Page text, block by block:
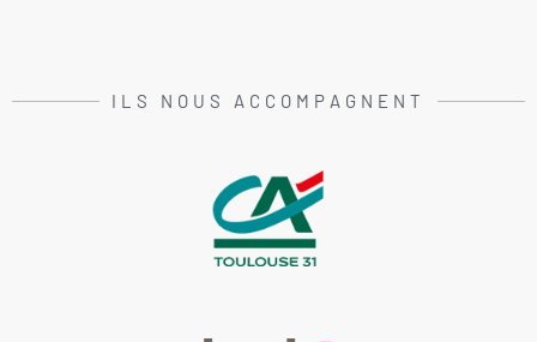
ILS NOUS ACCOMPAGNENT